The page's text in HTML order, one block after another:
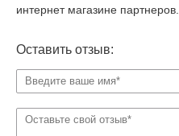
интернет магазине партнеров.
Оставить отзыв: